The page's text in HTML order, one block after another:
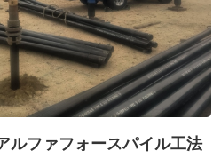
ファフォースパイル工法